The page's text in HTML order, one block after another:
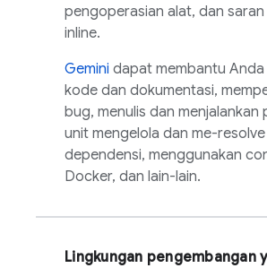
pengoperasian alat, dan
inline.
Gemini dapat membantu Anda
kode dan dokumentasi,
bug, menulis dan menjalankan
unit mengelola dan me-resolve
dependensi, menggunakan
Docker, dan lain-lain.
Lingkungan pengembangan